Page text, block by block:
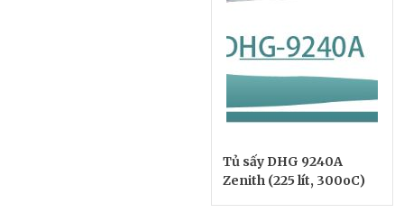
Tủ sấy DHG 9240A
Zenith (225 lít, 300oC)